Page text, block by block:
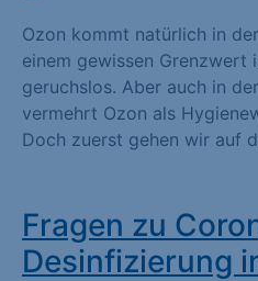
Ozon kommt natürlich in
einem gewissen Grenzwert
geruchslos. Aber auch in
vermehrt Ozon als
Doch zuerst gehen wir auf
Fragen zu
Desinfizierung